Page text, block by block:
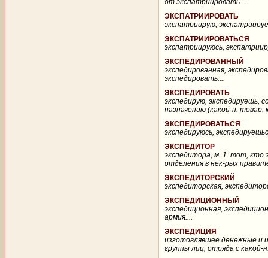
от экспатриировать....
ЭКСПАТРИИРОВАТЬ
экспатриирую,
ЭКСПАТРИИРОВАТЬСЯ
экспатриируюсь,
ЭКСПЕДИРОВАННЫЙ
экспедированная,
экспедировать....
ЭКСПЕДИРОВАТЬ
экспедирую, экспедируешь,
назначению (какой-н. товар,
ЭКСПЕДИРОВАТЬСЯ
экспедируюсь,
ЭКСПЕДИТОР
экспедитора, м. 1. тот, кто
отделения в нек-рых
ЭКСПЕДИТОРСКИЙ
экспедиторская,
ЭКСПЕДИЦИОННЫЙ
экспедиционная,
армия....
ЭКСПЕДИЦИЯ
изготовлявшее денежные и
группы лиц, отряда с какой-